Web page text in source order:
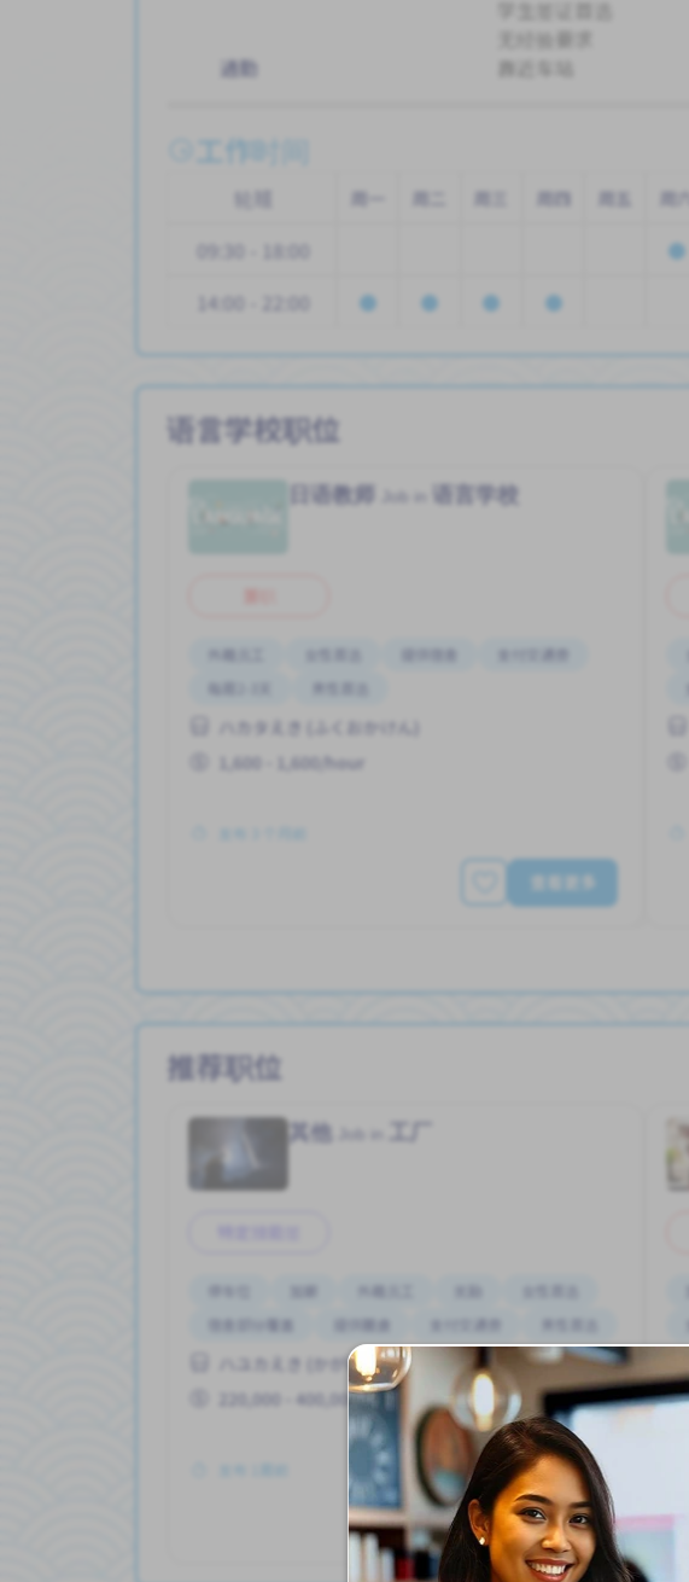
学生签证首选
无经验要求
通勤
靠近车站
工作时间
轮班 周一 周二 周三 周四 周五 周六
09:30 - 18:00
14:00 - 22:00
语言学校职位
日语教师 语言学校
兼职
外籍员工 提供宿舍
支付交通费
每周2-3天
男性首选
ハカタえき (ふくおかけん)
1,600 - 1,600/hour
查看更多
推荐职位
其他 工厂
停车位 加薪 外籍员工 奖励
宿舍部分覆盖
提供膳食 支付交通费 男性首选
ハユカえき (かがわけん)
220,000 - 400,000/month
查看更多